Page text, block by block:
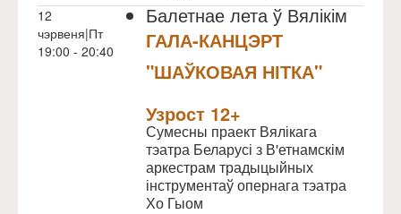
12
чэрвеня|Пт
19:00 - 20:40
Балетнае лета ў Вялікім
ГАЛА-КАНЦЭРТ
"ШАЎКОВАЯ НІТКА"
Узрoст 12+
Сумесны праект Вялікага
тэатра Беларусі з В'етнамскім
аркестрам традыцыйных
інструментаў опернага тэатра
Хо Гыом